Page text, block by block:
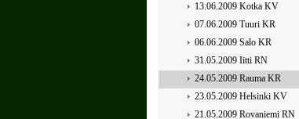
13.06.2009 Kotka KV
07.06.2009 Tuuri KR
06.06.2009 Salo KR
31.05.2009 Iitti RN
24.05.2009 Rauma KR
23.05.2009 Helsinki KV
21.05.2009 Rovaniemi RN